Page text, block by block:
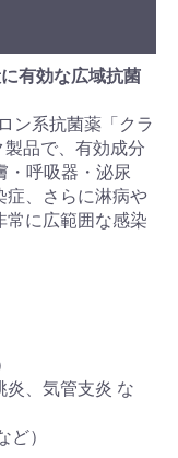
有効な広域抗菌
ン系抗菌薬「クラ
製品で、有効成分
・呼吸器・泌尿
症、さらに淋病や
常に広範囲な感染
炎、気管支炎 な
）